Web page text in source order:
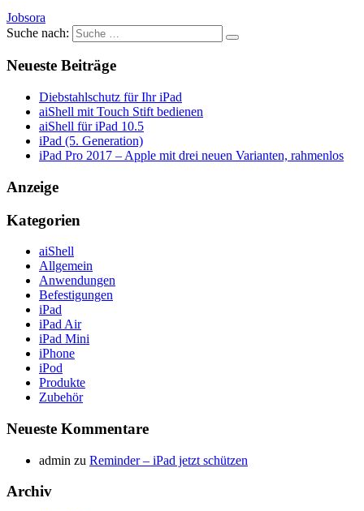
Jobsora
Suche nach:
Neueste Beiträge
Diebstahlschutz für Ihr iPad
aiShell mit Touch Stift bedienen
aiShell für iPad 10.5
iPad (5. Generation)
iPad Pro 2017 – Apple mit drei neuen Varianten, rahmenlos
Anzeige
Kategorien
aiShell
Allgemein
Anwendungen
Befestigungen
iPad
iPad Air
iPad Mini
iPhone
iPod
Produkte
Zubehör
Neueste Kommentare
admin zu Reminder – iPad jetzt schützen
Archiv